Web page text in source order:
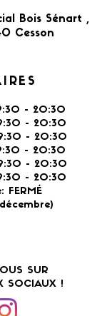
Bois Sénart ,
Cesson​
- 20:30
- 20:30
- 20:30
- 20:30
- 20:30
- 20:30
FERMÉ
SUR
SOCIAUX !